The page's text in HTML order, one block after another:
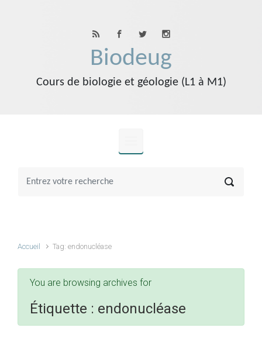
Biodeug
Cours de biologie et géologie (L1 à M1)
Accueil Tag: endonucléase
You are browsing archives for
Étiquette : endonucléase